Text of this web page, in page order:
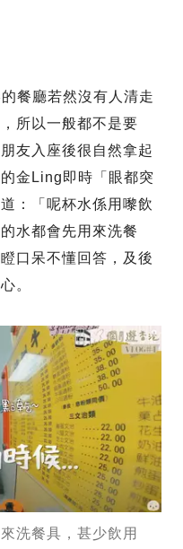
餐廳若然沒有人清走
所以一般都不是要
友入座後很自然拿起
金Ling即時「眼都突
：「呢杯水係用嚟飲
水都會先用來洗餐
口呆不懂回答，及後
。
洗餐具，甚少飲用